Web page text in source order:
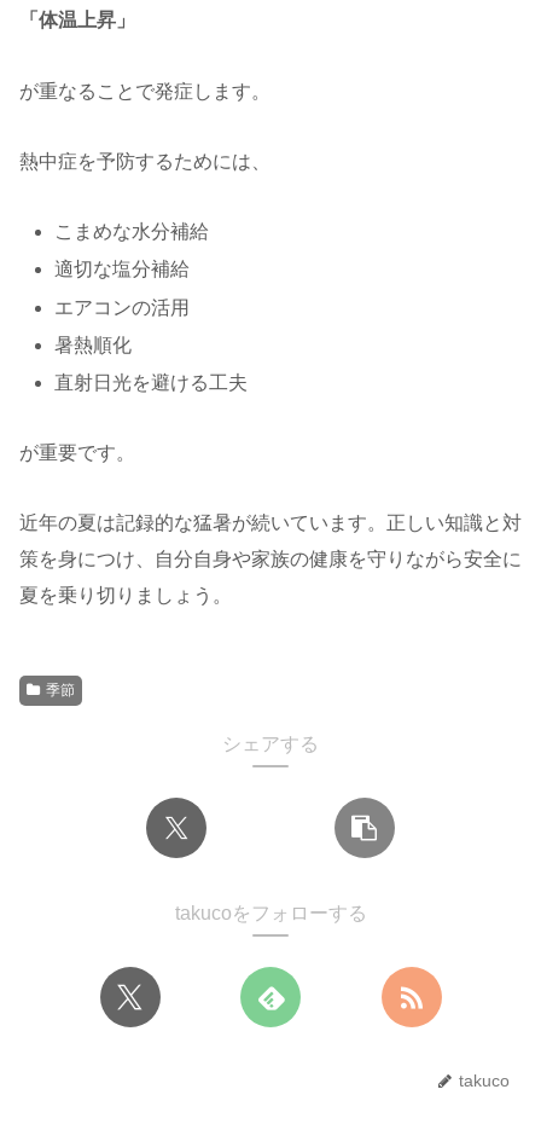
「体温上昇」
が重なることで発症します。
熱中症を予防するためには、
こまめな水分補給
適切な塩分補給
エアコンの活用
暑熱順化
直射日光を避ける工夫
が重要です。
近年の夏は記録的な猛暑が続いています。正しい知識と対
策を身につけ、自分自身や家族の健康を守りながら安全に
夏を乗り切りましょう。
季節
シェアする
takucoをフォローする
takuco